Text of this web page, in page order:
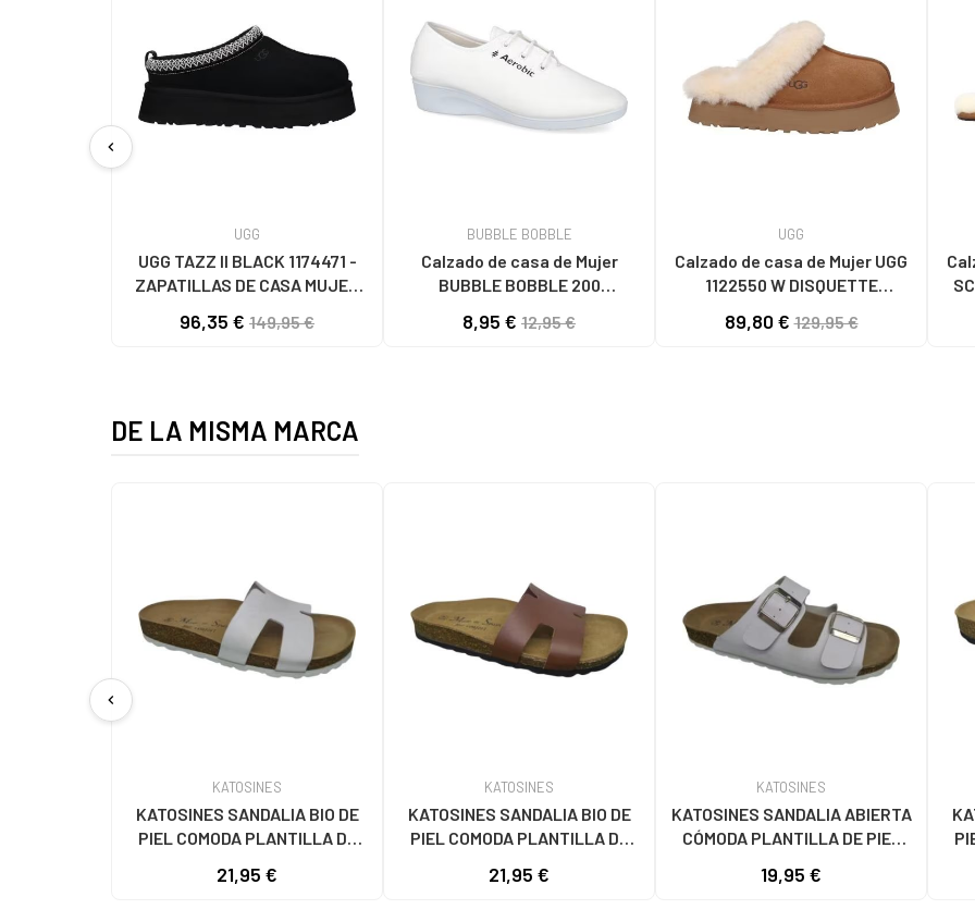
chevron_left
UGG
UGG TAZZ II BLACK 1174471 -
ZAPATILLAS DE CASA MUJER
96,35 € 149,95 €
BUBBLE BOBBLE
Calzado de casa de Mujer
BUBBLE BOBBLE 200
BLANCO
8,95 € 12,95 €
UGG
Calzado de casa de Mujer UGG
1122550 W DISQUETTE
89,80 €129,95 €
DE LA MISMA MARCA
chevron_left
KATOSINES
KATOSINES SANDALIA BIO DE
PIEL COMODA PLANTILLA DE
HECHO EN ESPANA MODELO 130
21,95 €
KATOSINES
KATOSINES SANDALIA BIO DE
PIEL COMODA PLANTILLA DE
HECHO EN ESPANA MODELO 130
21,95 €
KATOSINES
KATOSINES SANDALIA ABIERTA
CÓMODA PLANTILLA DE PIEL
HECHO EN ESPAÑA MODELO 110
19,95 €